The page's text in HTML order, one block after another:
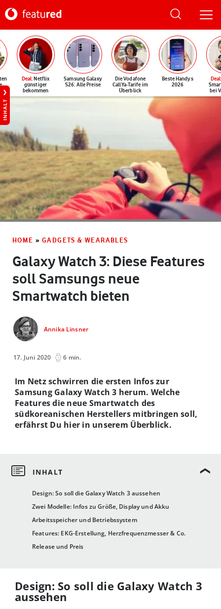
Deal: Netflix
günstiger
bekommen
Samsung Galaxy
S26: Alle Preise
Die Vodafone
CallYa-Tarife im
Überblick
Beste Handys
2026
Deal
bei
INHALT
HOME » GADGETS & WEARABLES
Galaxy Watch 3: Diese Features
soll Samsungs neue
Smartwatch bieten
Annika Linsner
17. Juni 2020 6 min.
Design: So soll die Galaxy Watch 3 aussehen
Zwei Modelle: Infos zu Größe, Display und Akku
Arbeitsspeicher und Betriebssystem
Features: EKG-Erstellung, Herzfrequenzmesser & Co.
Release und Preis
Im Netz schwirren die ersten Infos zur
Samsung Galaxy Watch 3 herum. Welche
Features die neue Smartwatch des
südkoreanischen Herstellers mitbringen soll,
erfährst Du hier in unserem Überblick.
Design: So soll die Galaxy Watch 3
aussehen